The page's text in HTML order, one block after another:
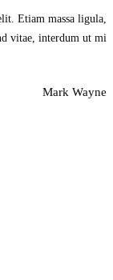
Etiam massa ligula,
vitae, interdum ut mi.
Mark Wayne